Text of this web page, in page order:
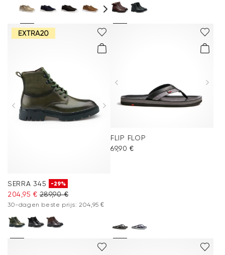
SERRA 345 -29%
204,95 € 289,90 €
30-dagen beste prijs: 204,95 €
FLIP FLOP
69,90 €